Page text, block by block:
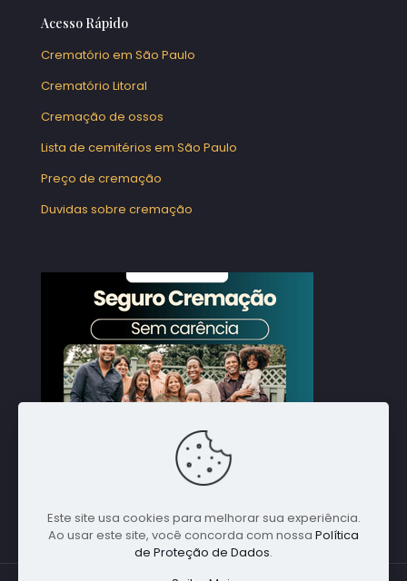
Acesso Rápido
Crematório em São Paulo
Crematório Litoral
Cremação de ossos
Lista de cemitérios em São Paulo
Preço de cremação
Duvidas sobre cremação
Este site usa cookies para melhorar sua experiência.
Ao usar este site, você concorda com nossa Política
de Proteção de Dados.